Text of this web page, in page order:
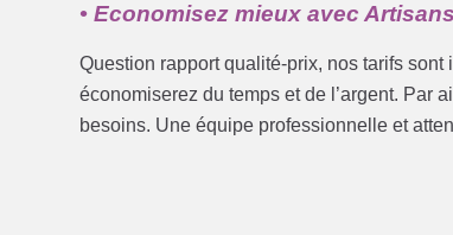
• Economisez mieux avec
Question rapport qualité-prix, nos tarifs
économiserez du temps et de l’argent. Par
besoins. Une équipe professionnelle et